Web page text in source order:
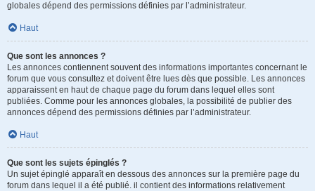
globales dépend des permissions définies par l’administrateur.
Haut
Que sont les annonces ?
Les annonces contiennent souvent des informations importantes concernant le
forum que vous consultez et doivent être lues dès que possible. Les annonces
apparaissent en haut de chaque page du forum dans lequel elles sont
publiées. Comme pour les annonces globales, la possibilité de publier des
annonces dépend des permissions définies par l’administrateur.
Haut
Que sont les sujets épinglés ?
Un sujet épinglé apparaît en dessous des annonces sur la première page du
forum dans lequel il a été publié. il contient des informations relativement